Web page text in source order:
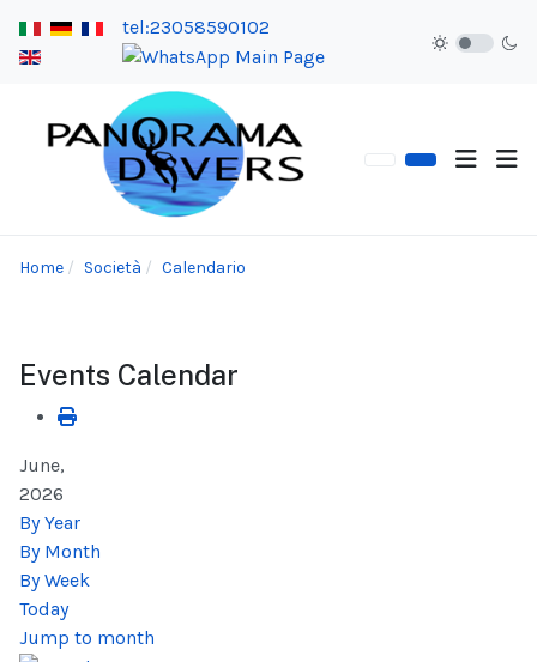
tel:23058590102
Home Società Calendario
Events Calendar
June,
2026
By Year
By Month
By Week
Today
Jump to month